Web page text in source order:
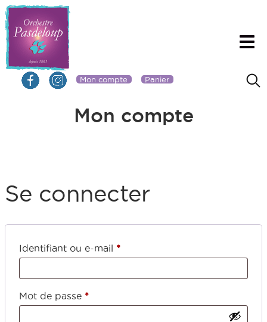
Mon compte Panier
Mon compte
Se connecter
Identifiant ou e-mail *
Mot de passe *